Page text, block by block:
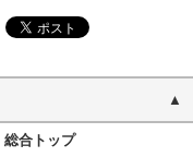
総合トップ